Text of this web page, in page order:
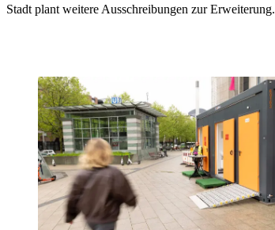
Stadt plant weitere Ausschreibungen zur Erweiterung.